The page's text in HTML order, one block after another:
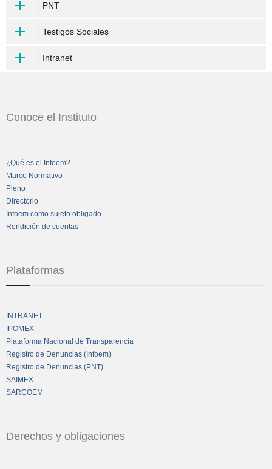
PNT
Testigos Sociales
Intranet
Conoce el Instituto
¿Qué es el Infoem?
Marco Normativo
Pleno
Directorio
Infoem como sujeto obligado
Rendición de cuentas
Plataformas
INTRANET
IPOMEX
Plataforma Nacional de Transparencia
Registro de Denuncias (Infoem)
Registro de Denuncias (PNT)
SAIMEX
SARCOEM
Derechos y obligaciones